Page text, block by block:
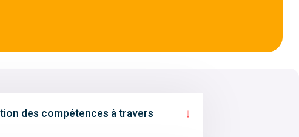
des compétences à travers
↓